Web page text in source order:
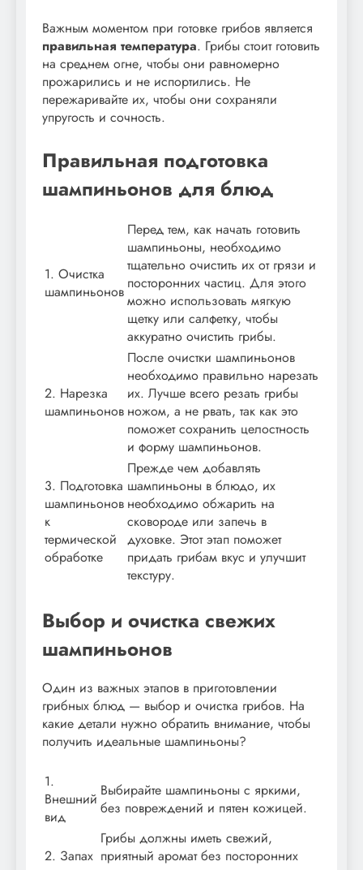
Важным моментом при готовке грибов является
правильная температура. Грибы стоит готовить
на среднем огне, чтобы они равномерно
прожарились и не испортились. Не
пережаривайте их, чтобы они сохраняли
упругость и сочность.
Правильная подготовка
шампиньонов для блюд
1. Очистка
шампиньонов
Перед тем, как начать готовить
шампиньоны, необходимо
тщательно очистить их от грязи и
посторонних частиц. Для этого
можно использовать мягкую
щетку или салфетку, чтобы
аккуратно очистить грибы.
2. Нарезка
шампиньонов
После очистки шампиньонов
необходимо правильно нарезать
их. Лучше всего резать грибы
ножом, а не рвать, так как это
поможет сохранить целостность
и форму шампиньонов.
3. Подготовка
шампиньонов
к
термической
обработке
Прежде чем добавлять
шампиньоны в блюдо, их
необходимо обжарить на
сковороде или запечь в
духовке. Этот этап поможет
придать грибам вкус и улучшит
текстуру.
Выбор и очистка свежих
шампиньонов
Один из важных этапов в приготовлении
грибных блюд — выбор и очистка грибов. На
какие детали нужно обратить внимание, чтобы
получить идеальные шампиньоны?
1.
Внешний
вид
Выбирайте шампиньоны с яркими,
без повреждений и пятен кожицей.
2. Запах
Грибы должны иметь свежий,
приятный аромат без посторонних